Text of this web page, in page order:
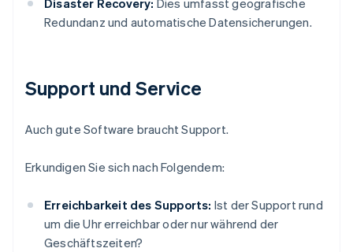
Disaster Recovery: Dies umfasst geografische
Redundanz und automatische Datensicherungen.
Support und Service
Auch gute Software braucht Support.
Erkundigen Sie sich nach Folgendem:
Erreichbarkeit des Supports: Ist der Support rund
um die Uhr erreichbar oder nur während der
Geschäftszeiten?